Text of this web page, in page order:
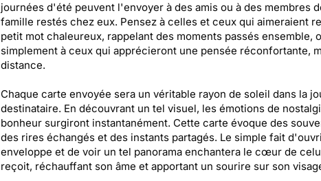
journées d'été peuvent l'envoyer à des amis ou à des membres
famille restés chez eux. Pensez à celles et ceux qui aimeraient
petit mot chaleureux, rappelant des moments passés ensemble,
simplement à ceux qui apprécieront une pensée réconfortante,
distance.
Chaque carte envoyée sera un véritable rayon de soleil dans la
destinataire. En découvrant un tel visuel, les émotions de
bonheur surgiront instantanément. Cette carte évoque des
des rires échangés et des instants partagés. Le simple fait
enveloppe et de voir un tel panorama enchantera le cœur de
reçoit, réchauffant son âme et apportant un sourire sur son